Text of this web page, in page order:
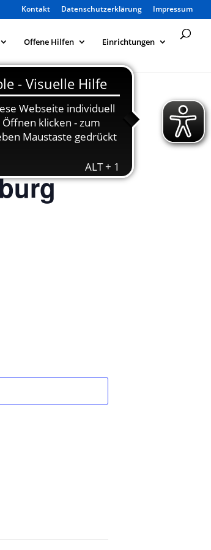
Kontakt Datenschutzerklärung Impressum
Offene Hilfen Einrichtungen